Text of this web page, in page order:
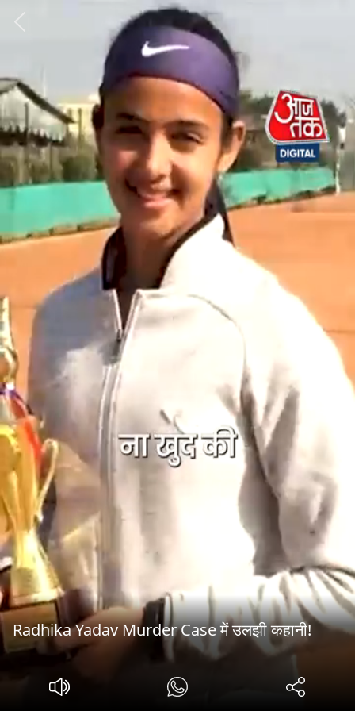
Radhika Yadav Murder Case में उलझी कहानी!